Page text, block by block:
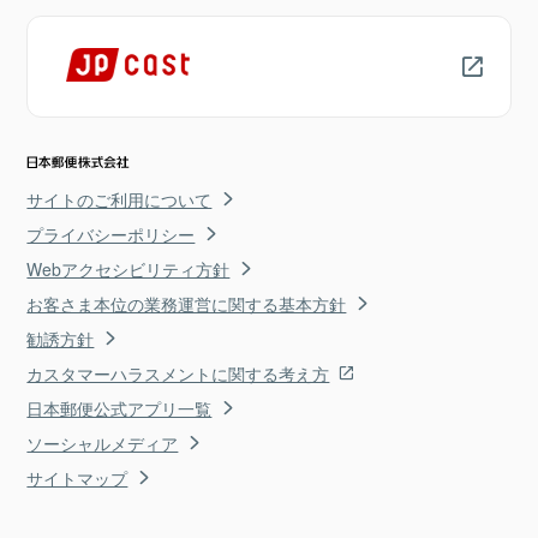
サイトのご利用について
プライバシーポリシー
Webアクセシビリティ方針
お客さま本位の業務運営に関する基本方針
勧誘方針
カスタマーハラスメントに関する考え方
日本郵便公式アプリ一覧
ソーシャルメディア
サイトマップ